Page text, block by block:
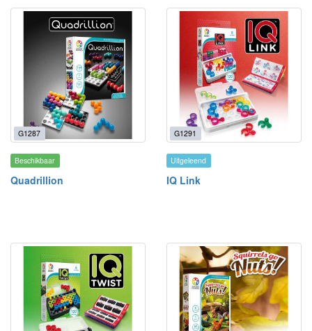
G1287
Beschikbaar
Quadrillion
G1291
Uitgeleend
IQ Link